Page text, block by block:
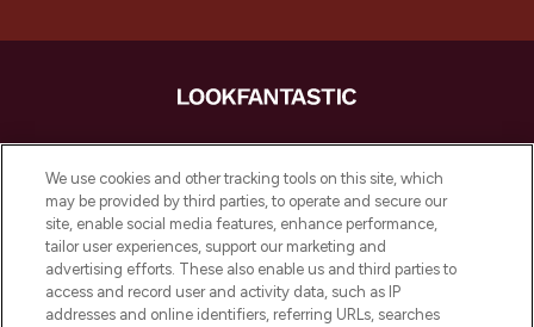
LOOKFANTASTIC ist Europas ultimativer
Beauty-Onlineshop mit den besten
Produkten aus Haut- und Haarpflege
sowie Make-Up von über 200
renommierten Marken. Shoppe online
oder über die App mit kostenloser
Lieferung ab einem Einkaufswert von 30€.
We use cookies and other tracking tools on this site, which
may be provided by third parties, to operate and secure our
site, enable social media features, enhance performance,
tailor user experiences, support our marketing and
advertising efforts. These also enable us and third parties to
access and record user and activity data, such as IP
addresses and online identifiers, referring URLs, searches